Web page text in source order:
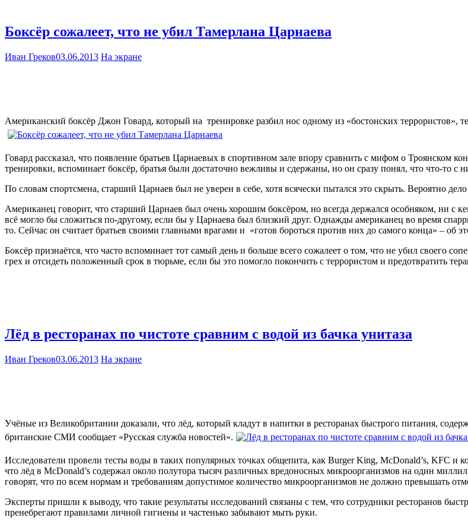
Боксёр сожалеет, что не убил Тамерлана Царнаева
Иван Греков03.06.2013 На экране
Американский боксёр Джон Говард, который на тренировке разбил нос одному из «бостонских террористов»,
Говард рассказал, что появление братьев Царнаевых в спортивном зале впору сравнить с мифом о Троянском
тренировки, вспоминает боксёр, братья были достаточно вежливы и сдержаны, но он сразу понял, что что-то с
По словам спортсмена, старший Царнаев был не уверен в себе, хотя всячески пытался это скрыть. Вероятно
Американец говорит, что старший Царнаев был очень хорошим боксёром, но всегда держался особняком, ни с
всё могло бы сложиться по-другому, если бы у Царнаева был близкий друг. Однажды американец во время
то. Сейчас он считает братьев своими главными врагами и «готов бороться против них до самого конца» – об
Боксёр признаётся, что часто вспоминает тот самый день и больше всего сожалеет о том, что не убил своего
грех и отсидеть положенный срок в тюрьме, если бы это помогло покончить с террористом и предотвратить
Лёд в ресторанах по чистоте сравним с водой из бачка унитаза
Иван Греков03.06.2013 На экране
Учёные из Великобритании доказали, что лёд, который кладут в напитки в ресторанах быстрого питания,
британские СМИ сообщает «Русская служба новостей».
Исследователи провели тесты воды в таких популярных точках общепита, как Burger King, McDonald’s, KFC и
что лёд в McDonald’s содержал около полутора тысяч различных вредоносных микроорганизмов на один
говорят, что по всем нормам и требованиям допустимое количество микроорганизмов не должно превышать
Эксперты пришли к выводу, что такие результаты исследований связаны с тем, что сотрудники ресторанов
пренебрегают правилами личной гигиены и частенько забывают мыть руки.